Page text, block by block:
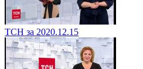
ТСН за 2020.12.15